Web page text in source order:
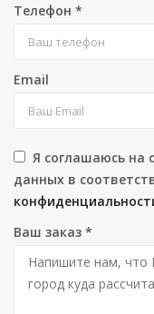
Телефон *
Email
Я соглашаюсь на
данных в
Ваш заказ *